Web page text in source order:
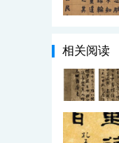
相关阅读